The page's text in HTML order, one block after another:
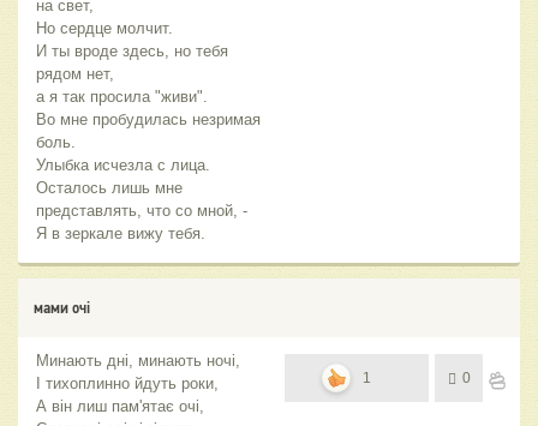
на свет,
Но сердце молчит.
И ты вроде здесь, но тебя
рядом нет,
а я так просила "живи".
Во мне пробудилась незримая
боль.
Улыбка исчезла с лица.
Осталось лишь мне
представлять, что со мной, -
Я в зеркале вижу тебя.
мами очі
Минають дні, минають ночі,
І тихоплинно йдуть роки,
А він лиш пам'ятає очі,
1 0